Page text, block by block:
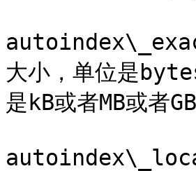
大小，单位是
是kB或者MB或者GB